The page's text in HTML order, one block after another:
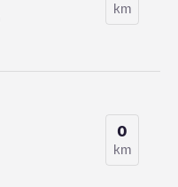
km
0
km